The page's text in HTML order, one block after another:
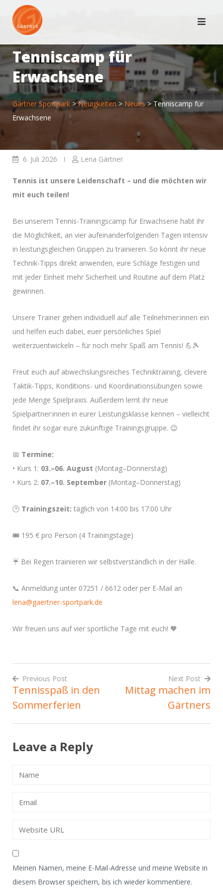
content
Tenniscamp für
Erwachsene
Gärtner Sportpark>Neuigkeiten > Neues>Tenniscamp für
Erwachsene
6. Juli 2026 Lena Gärtner
Tennis ist unsere Leidenschaft – und die möchten wir
mit euch teilen!
Bei unserem Tennis-Trainingscamp für Erwachsene habt ihr
die Möglichkeit, an vier aufeinanderfolgenden Tagen intensiv
in leistungsgleichen Gruppen zu trainieren. So könnt ihr neue
Technik-Tipps direkt anwenden, eure Schläge festigen und
mit jeder Einheit mehr Sicherheit und Routine auf dem Platz
gewinnen.
Unsere Trainer gehen individuell auf alle Teilnehmer:innen ein
und helfen euch dabei, euer persönliches Spiel
weiterzuentwickeln – für noch mehr Spaß am Tennis! 💪🎾
Freut euch auf abwechslungsreiches Techniktraining, clevere
Taktik-Tipps, Konditions- und Koordinationsübungen sowie
jede Menge Spielpraxis. Außerdem lernt ihr neue
Spielpartner:innen in eurer Leistungsklasse kennen – vielleicht
findet ihr sogar eure zukünftige Trainingsgruppe. 😉
📅 Termine:
• Kurs 1: 03.–06. August (Montag–Donnerstag)
• Kurs 2: 07.–10. September (Montag–Donnerstag)
🕑 Trainingszeit: täglich von 14:00 bis 17:00 Uhr
🎟️ 195 € pro Person (4 Trainingstage)
☔ Bei Regen trainieren wir selbstverständlich in der Halle.
📞 Anmeldung unter 07251 / 6612 oder per E-Mail an
lena@gaertner-sportpark.de
Wir freuen uns auf vier sportliche Tage mit euch! 🧡
Beitrags-
Navigation
Previous Post
Tennisspaß in den
Sommerferien
Next Post
Mittag machen im
Gärtners
Leave a Reply
Meinen Namen, meine E-Mail-Adresse und meine Website in
diesem Browser speichern, bis ich wieder kommentiere.